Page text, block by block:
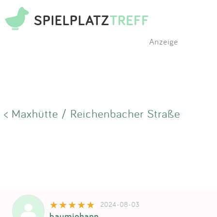
SPIELPLATZTREFF
Anzeige
< Maxhütte / Reichenbacher Straße
2024-08-03